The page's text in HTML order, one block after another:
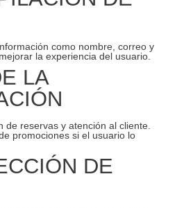
como nombre, correo y
la experiencia del usuario.
LA
de reservas y atención al cliente.
promociones si el usuario lo
DE